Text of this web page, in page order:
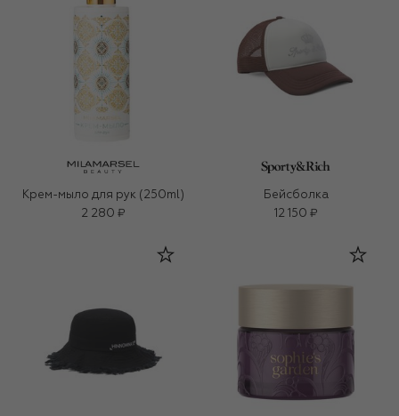
Крем-мыло для рук (250ml)
2 280 ₽
Бейсболка
12 150 ₽